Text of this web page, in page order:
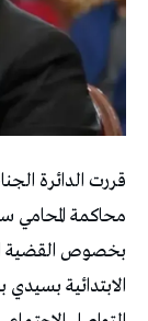
قررت الدائرة
بخصوص القضية
الابتدائية